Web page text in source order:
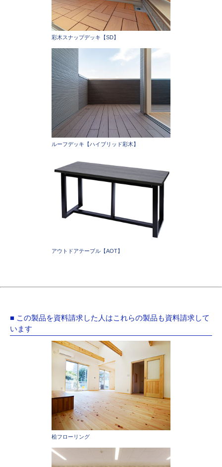
彩木スナップデッキ【SD】
ルーフデッキ【ハイブリッド彩木】
アウトドアテーブル【AOT】
■ この製品を資料請求した人はこれらの製品も資料請求して
います
桧フローリング